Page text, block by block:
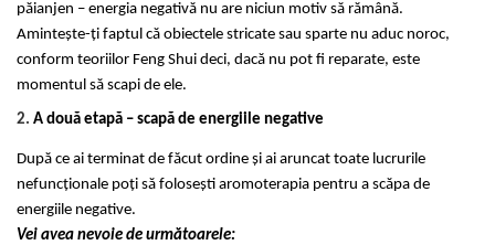
păianjen – energia negativă nu are niciun motiv să rămână.
Amintește-ți faptul că obiectele stricate sau sparte nu aduc noroc,
conform teoriilor Feng Shui deci, dacă nu pot fi reparate, este
momentul să scapi de ele.
2. A două etapă – scapă de energiile negative
După ce ai terminat de făcut ordine și ai aruncat toate lucrurile
nefuncționale poți să folosești aromoterapia pentru a scăpa de
energiile negative.
Vei avea nevoie de următoarele: